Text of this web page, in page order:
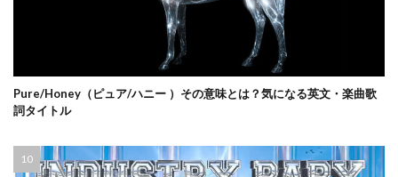
Pure/Honey（ピュア/ハニー ）その意味とは？気になる英文・楽曲歌
詞タイトル